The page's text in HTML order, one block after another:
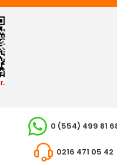
0 (554) 499 81
0216 471 05 42